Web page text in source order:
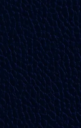
היזמי בדוח
תל-אביב